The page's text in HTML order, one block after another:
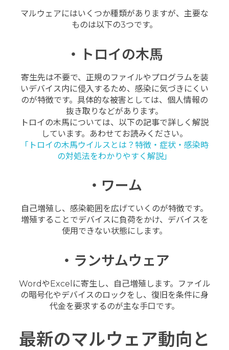
マルウェアにはいくつか種類がありますが、主要な
ものは以下の3つです。
・トロイの木馬
寄生先は不要で、正規のファイルやプログラムを装
いデバイス内に侵入するため、感染に気づきにくい
のが特徴です。具体的な被害としては、個人情報の
抜き取りなどがあります。
トロイの木馬については、以下の記事で詳しく解説
しています。あわせてお読みください。
「トロイの木馬ウイルスとは？特徴・症状・感染時
の対処法をわかりやすく解説」
・ワーム
自己増殖し、感染範囲を広げていくのが特徴です。
増殖することでデバイスに負荷をかけ、デバイスを
使用できない状態にします。
・ランサムウェア
WordやExcelに寄生し、自己増殖します。ファイル
の暗号化やデバイスのロックをし、復旧を条件に身
代金を要求するのが主な手口です。
最新のマルウェア動向と